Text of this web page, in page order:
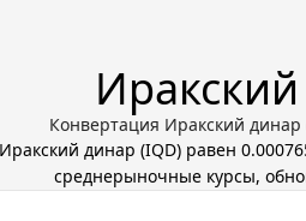
Конвертация Иракский динар
Иракский динар (IQD) равен
среднерыночные курсы,